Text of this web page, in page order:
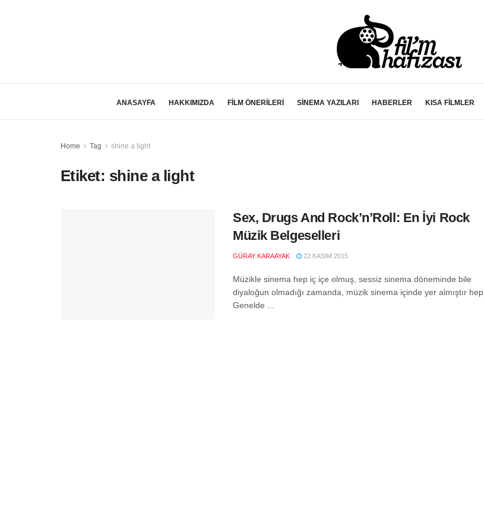
ANASAYFA HAKKIMIZDA FİLM ÖNERİLERİ SİNEMA YAZILARI HABERLER KISA FİLMLER
Home Tag shine a light
Etiket: shine a light
Sex, Drugs And Rock’n’Roll: En İyi Rock
Müzik Belgeselleri
GÜRAY KARAAYAK 22 KASIM 2015
Müzikle sinema hep iç içe olmuş, sessiz sinema döneminde bile
diyaloğun olmadığı zamanda, müzik sinema içinde yer almıştır hep.
Genelde ...